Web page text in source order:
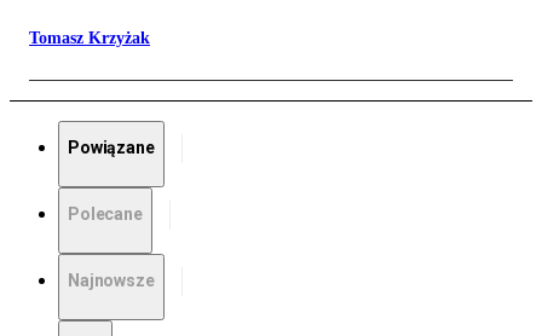
Tomasz Krzyżak
Powiązane
Polecane
Najnowsze